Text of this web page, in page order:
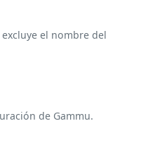
el nombre del
de Gammu.